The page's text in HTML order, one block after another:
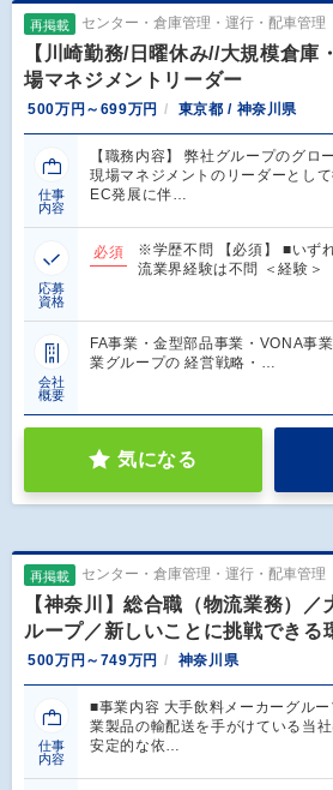
再掲載 センター・倉庫管理・運行・配車管理
【川崎勤務/日曜休み//大規模倉庫
場マネジメントリーダー
500万円～699万円 東京都 / 神奈川県
仕事
内容
【職務内容】 弊社グループのグロ
現場マネジメントのリーダーとし
EC発展に伴…
応募
資格
必須
※学歴不問 【必須】 ■いず
流業界経験は不問 ＜経験＞
会社
概要
FA事業・金型部品事業・VONA事
業グループの 経営戦略・…
気になる
再掲載 センター・倉庫管理・運行・配車管理
【神奈川】総合職（物流業務）
ループ／新しいことに挑戦できる
500万円～749万円 神奈川県
仕事
内容
■事業内容 大手飲料メーカーグル
業製品の輸配送を手がけている当
安定的な依…